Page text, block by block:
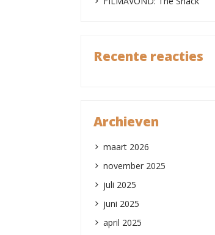
Recente reacties
Archieven
maart 2026
november 2025
juli 2025
juni 2025
april 2025